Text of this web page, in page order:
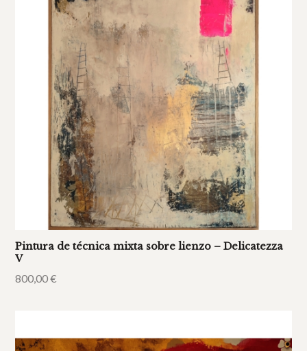
Pintura de técnica mixta sobre lienzo – Delicatezza
V
800,00€